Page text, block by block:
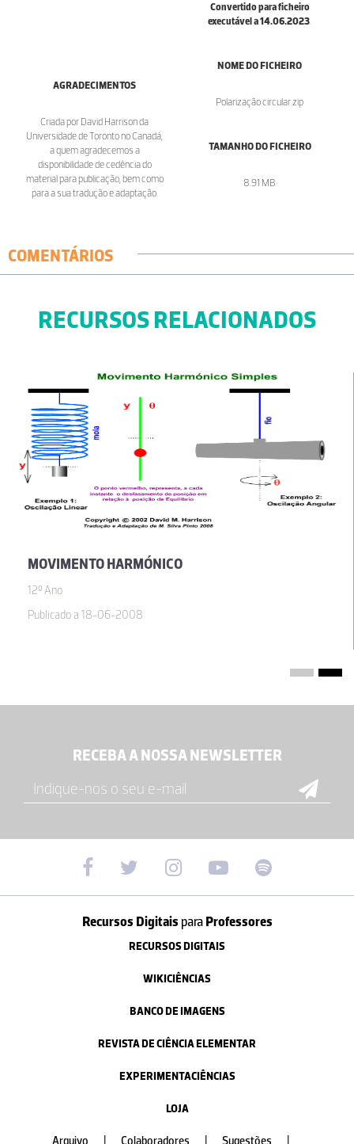
Convertido para ficheiro
executável a 14.06.2023.
AGRADECIMENTOS
Criada por David Harrison da
Universidade de Toronto no Canadá,
a quem agradecemos a
disponibilidade de cedência do
material para publicação, bem como
para a sua tradução e adaptação.
NOME DO FICHEIRO
Polarização circular.zip
TAMANHO DO FICHEIRO
8.91 MB
COMENTÁRIOS
RECURSOS RELACIONADOS
MOVIMENTO HARMÓNICO
12º Ano
Publicado a 18-06-2008
RECEBA A NOSSA NEWSLETTER
Recursos Digitais paraProfessores
RECURSOS DIGITAIS
WIKICIÊNCIAS
BANCO DE IMAGENS
REVISTA DE CIÊNCIA ELEMENTAR
EXPERIMENTACIÊNCIAS
LOJA
Arquivo Colaboradores Sugestões